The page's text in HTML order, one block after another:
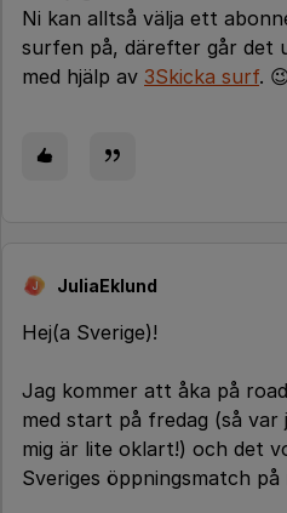
Ni kan alltså välja ett
surfen på, därefter går det
med hjälp av 3Skicka surf.
J JuliaEklund
Hej(a Sverige)!
Jag kommer att åka på
med start på fredag (så
mig är lite oklart!) och det
Sveriges öppningsmatch på